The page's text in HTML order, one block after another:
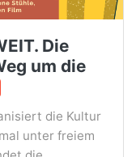
Die
um die
die Kultur
unter freiem